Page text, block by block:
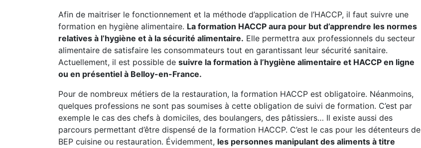
Afin de maitriser le fonctionnement et la méthode d’application de l’HACCP, il faut suivre une
formation en hygiène alimentaire. La formation HACCP aura pour but d’apprendre les normes
relatives à l’hygiène et à la sécurité alimentaire. Elle permettra aux professionnels du secteur
alimentaire de satisfaire les consommateurs tout en garantissant leur sécurité sanitaire.
Actuellement, il est possible de suivre la formation à l’hygiène alimentaire et HACCP en ligne
ou en présentiel à Belloy-en-France.
Pour de nombreux métiers de la restauration, la formation HACCP est obligatoire. Néanmoins,
quelques professions ne sont pas soumises à cette obligation de suivi de formation. C’est par
exemple le cas des chefs à domiciles, des boulangers, des pâtissiers… Il existe aussi des
parcours permettant d’être dispensé de la formation HACCP. C’est le cas pour les détenteurs de
BEP cuisine ou restauration. Évidemment, les personnes manipulant des aliments à titre